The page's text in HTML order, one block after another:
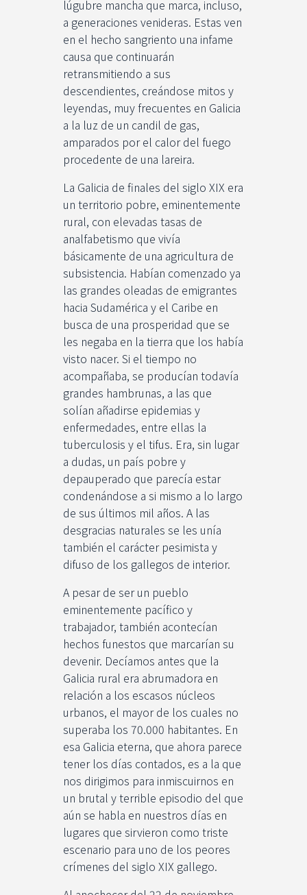
lúgubre mancha que marca, incluso,
a generaciones venideras. Estas ven
en el hecho sangriento una infame
causa que continuarán
retransmitiendo a sus
descendientes, creándose mitos y
leyendas, muy frecuentes en Galicia
a la luz de un candil de gas,
amparados por el calor del fuego
procedente de una lareira.
La Galicia de finales del siglo XIX era
un territorio pobre, eminentemente
rural, con elevadas tasas de
analfabetismo que vivía
básicamente de una agricultura de
subsistencia. Habían comenzado ya
las grandes oleadas de emigrantes
hacia Sudamérica y el Caribe en
busca de una prosperidad que se
les negaba en la tierra que los había
visto nacer. Si el tiempo no
acompañaba, se producían todavía
grandes hambrunas, a las que
solían añadirse epidemias y
enfermedades, entre ellas la
tuberculosis y el tifus. Era, sin lugar
a dudas, un país pobre y
depauperado que parecía estar
condenándose a si mismo a lo largo
de sus últimos mil años. A las
desgracias naturales se les unía
también el carácter pesimista y
difuso de los gallegos de interior.
A pesar de ser un pueblo
eminentemente pacífico y
trabajador, también acontecían
hechos funestos que marcarían su
devenir. Decíamos antes que la
Galicia rural era abrumadora en
relación a los escasos núcleos
urbanos, el mayor de los cuales no
superaba los 70.000 habitantes. En
esa Galicia eterna, que ahora parece
tener los días contados, es a la que
nos dirigimos para inmiscuirnos en
un brutal y terrible episodio del que
aún se habla en nuestros días en
lugares que sirvieron como triste
escenario para uno de los peores
crímenes del siglo XIX gallego.